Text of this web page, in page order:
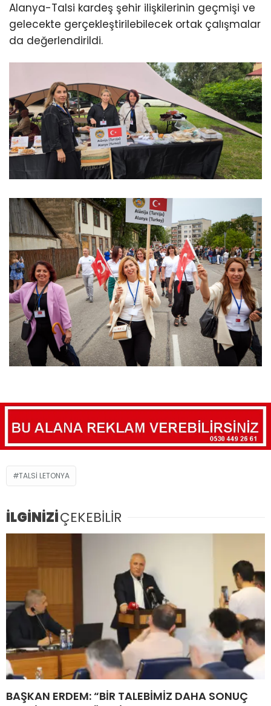
Alanya-Talsi kardeş şehir ilişkilerinin geçmişi ve
gelecekte gerçekleştirilebilecek ortak çalışmalar
da değerlendirildi.
TALSI LETONYA
İLGİNİZİÇEKEBİLİR
BAŞKAN ERDEM: “BİR TALEBİMİZ DAHA SONUÇ